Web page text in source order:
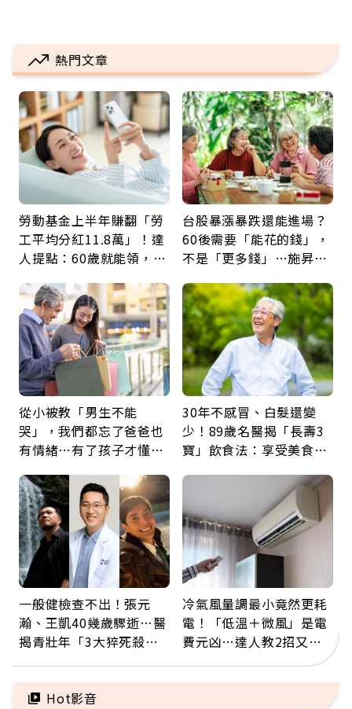
熱門文章
勞動基金上半年賺翻「勞
工平均分紅11.8萬」！達
人提點：60歲就能領，重
台股暴漲暴跌還能進場？
60後需要「能花的錢」，
不是「更多錢」…施昇
票
從小被教「男生不能
哭」，我們都忘了爸爸也
有情緒…有了孩子才懂：
久違的關心
30年不感冒、白髮還變
少！89歲名醫揭「長壽3
寶」飲食法：享受美食不
一般健檢查不出！張元
瀚、王凱40幾歲驟逝…醫
揭青壯年「3大猝死殺
雷
冷氣風量調最小竟然更耗
電！「低溫＋微風」是電
費元凶…達人教2招又涼
Hot影音